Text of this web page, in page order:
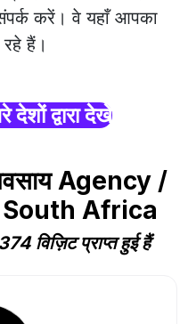
करें। वे यहाँ आपका
हैं।
देशों द्वारा देखें
Agency /
South Africa
विज़िट प्राप्त हुई हैं